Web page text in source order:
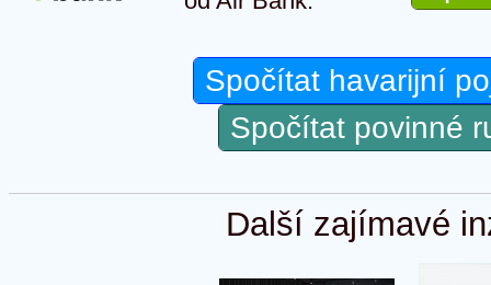
Spočítat havarijní
Spočítat povinné
Další zajímavé